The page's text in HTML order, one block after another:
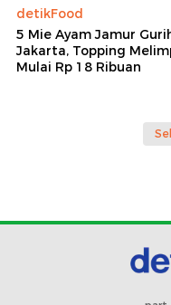
detikFood
5 Mie Ayam Jamur
Jakarta, Topping
Mulai Rp 18 Ribuan